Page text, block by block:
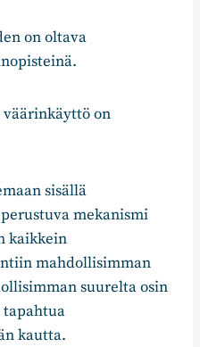
on oltava
on
sisällä
mekanismi
kaikkein
mahdollisimman
suurelta osin
kautta.